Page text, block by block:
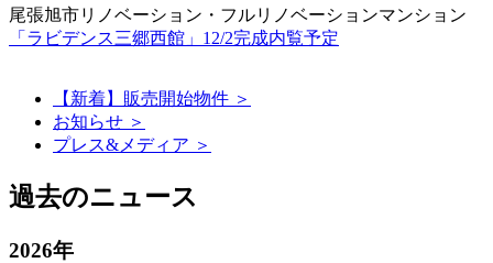
尾張旭市リノベーション・フルリノベーションマンション
「ラビデンス三郷西館」12/2完成内覧予定
【新着】販売開始物件 ＞
お知らせ ＞
プレス&メディア ＞
過去のニュース
2026年